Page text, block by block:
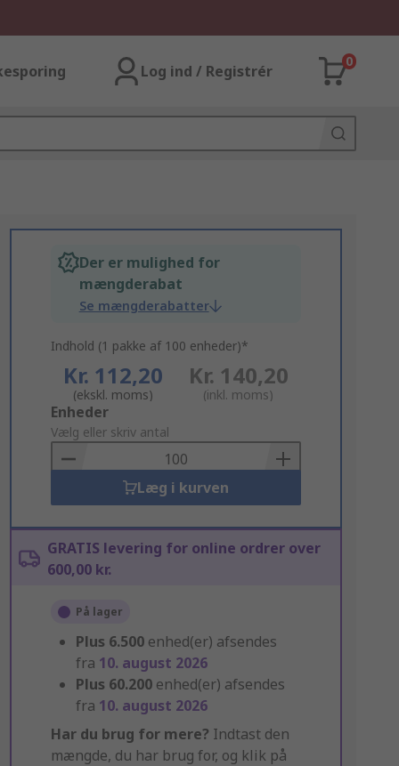
Log ind / Registrér
0
Der er mulighed for
mængderabat
Se mængderabatter
Indhold (1 pakke af 100 enheder)*
Kr. 112,20
(ekskl. moms)
Kr. 140,20
(inkl. moms)
Add
to
Basket
Enheder
Vælg eller skriv antal
Læg i kurven
GRATIS levering for online ordrer over
600,00 kr.
På lager
Plus 6.500 enhed(er) afsendes
fra 10. august 2026
Plus 60.200 enhed(er) afsendes
fra 10. august 2026
Har du brug for mere? Indtast den
mængde, du har brug for, og klik på